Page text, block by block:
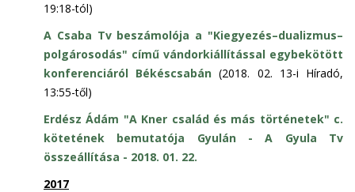
19:18-tól)
A Csaba Tv beszámolója a "Kiegyezés–dualizmus–
polgárosodás" című vándorkiállítással egybekötött
konferenciáról Békéscsabán (2018. 02. 13-i Híradó,
13:55-től)
Erdész Ádám "A Kner család és más történetek" c.
kötetének bemutatója Gyulán - A Gyula Tv
összeállítása - 2018. 01. 22.
2017